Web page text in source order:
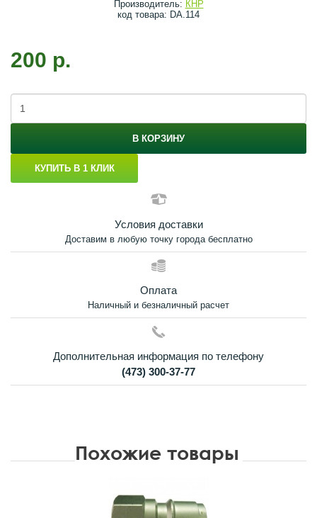
Производитель: КНР
код товара: DA.114
200 р.
В КОРЗИНУ
КУПИТЬ В 1 КЛИК
Условия доставки
Доставим в любую точку города бесплатно
Оплата
Наличный и безналичный расчет
Дополнительная информация по телефону
(473) 300-37-77
Похожие товары